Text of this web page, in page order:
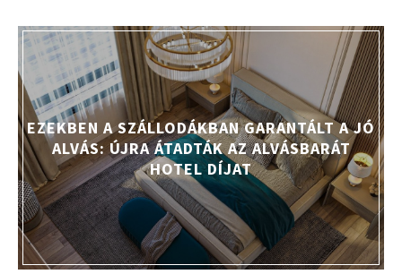
EZEKBEN A SZÁLLODÁKBAN GARANTÁLT A JÓ
ALVÁS: ÚJRA ÁTADTÁK AZ ALVÁSBARÁT
HOTEL DÍJAT